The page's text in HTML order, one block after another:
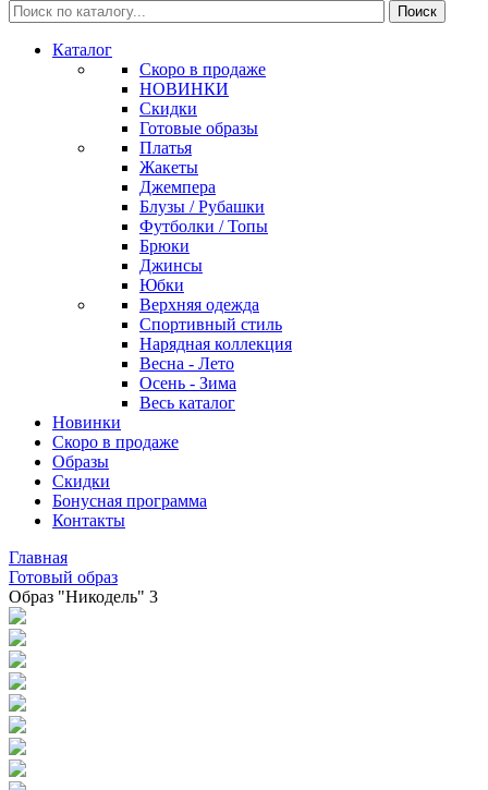
Каталог
Скоро в продаже
НОВИНКИ
Скидки
Готовые образы
Платья
Жакеты
Джемпера
Блузы / Рубашки
Футболки / Топы
Брюки
Джинсы
Юбки
Верхняя одежда
Спортивный стиль
Нарядная коллекция
Весна - Лето
Осень - Зима
Весь каталог
Новинки
Скоро в продаже
Образы
Скидки
Бонусная программа
Контакты
Главная
Готовый образ
Образ "Никодель" 3